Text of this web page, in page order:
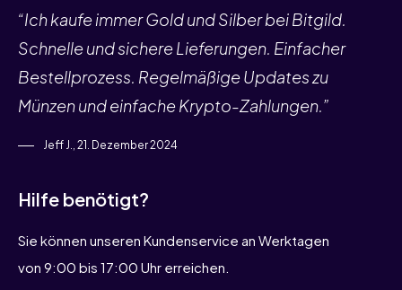
“Ich kaufe immer Gold und Silber bei Bitgild.
Schnelle und sichere Lieferungen. Einfacher
Bestellprozess. Regelmäßige Updates zu
Münzen und einfache Krypto-Zahlungen.”
Jeff J., 21. Dezember 2024
Hilfe benötigt?
Sie können unseren Kundenservice an Werktagen
von 9:00 bis 17:00 Uhr erreichen.